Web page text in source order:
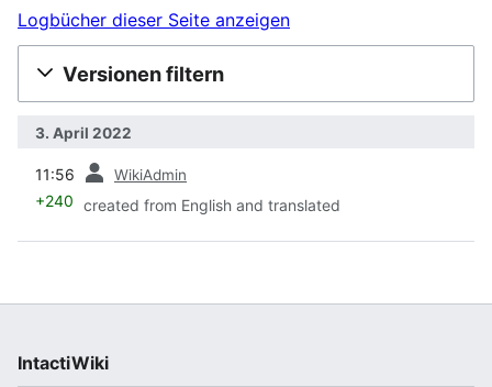
Logbücher dieser Seite anzeigen
Versionen filtern
3. April 2022
11:56 WikiAdmin
+240 created from English and translated
IntactiWiki